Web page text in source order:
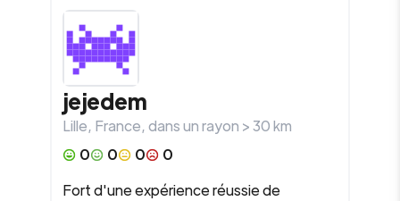
jejedem
Lille, France, dans un rayon >30km
0
0 0
0
Fort d'une expérience réussie de